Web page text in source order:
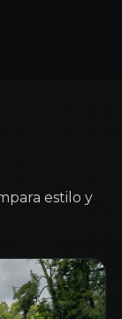
estilo y